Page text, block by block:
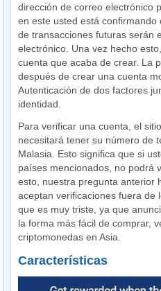
dirección de correo electrónico
en este usted está
de transacciones futuras serán
electrónico. Una vez hecho
cuenta que acaba de crear. La
después de crear una cuenta
Autenticación de dos factores
identidad.
Para verificar una cuenta, el
necesitará tener su número de
Malasia. Esto significa que si
países mencionados, no podrá
esto, nuestra pregunta anterior
aceptan verificaciones fuera de
que es muy triste, ya que
la forma más fácil de comprar,
criptomonedas en Asia.
Características